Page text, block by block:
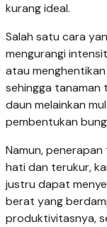
kurang ideal.
Salah satu cara
mengurangi
atau
sehingga tanaman
daun melainkan
pembentukan
Namun,
hati dan terukur,
justru dapat
berat yang
produktivitasnya,